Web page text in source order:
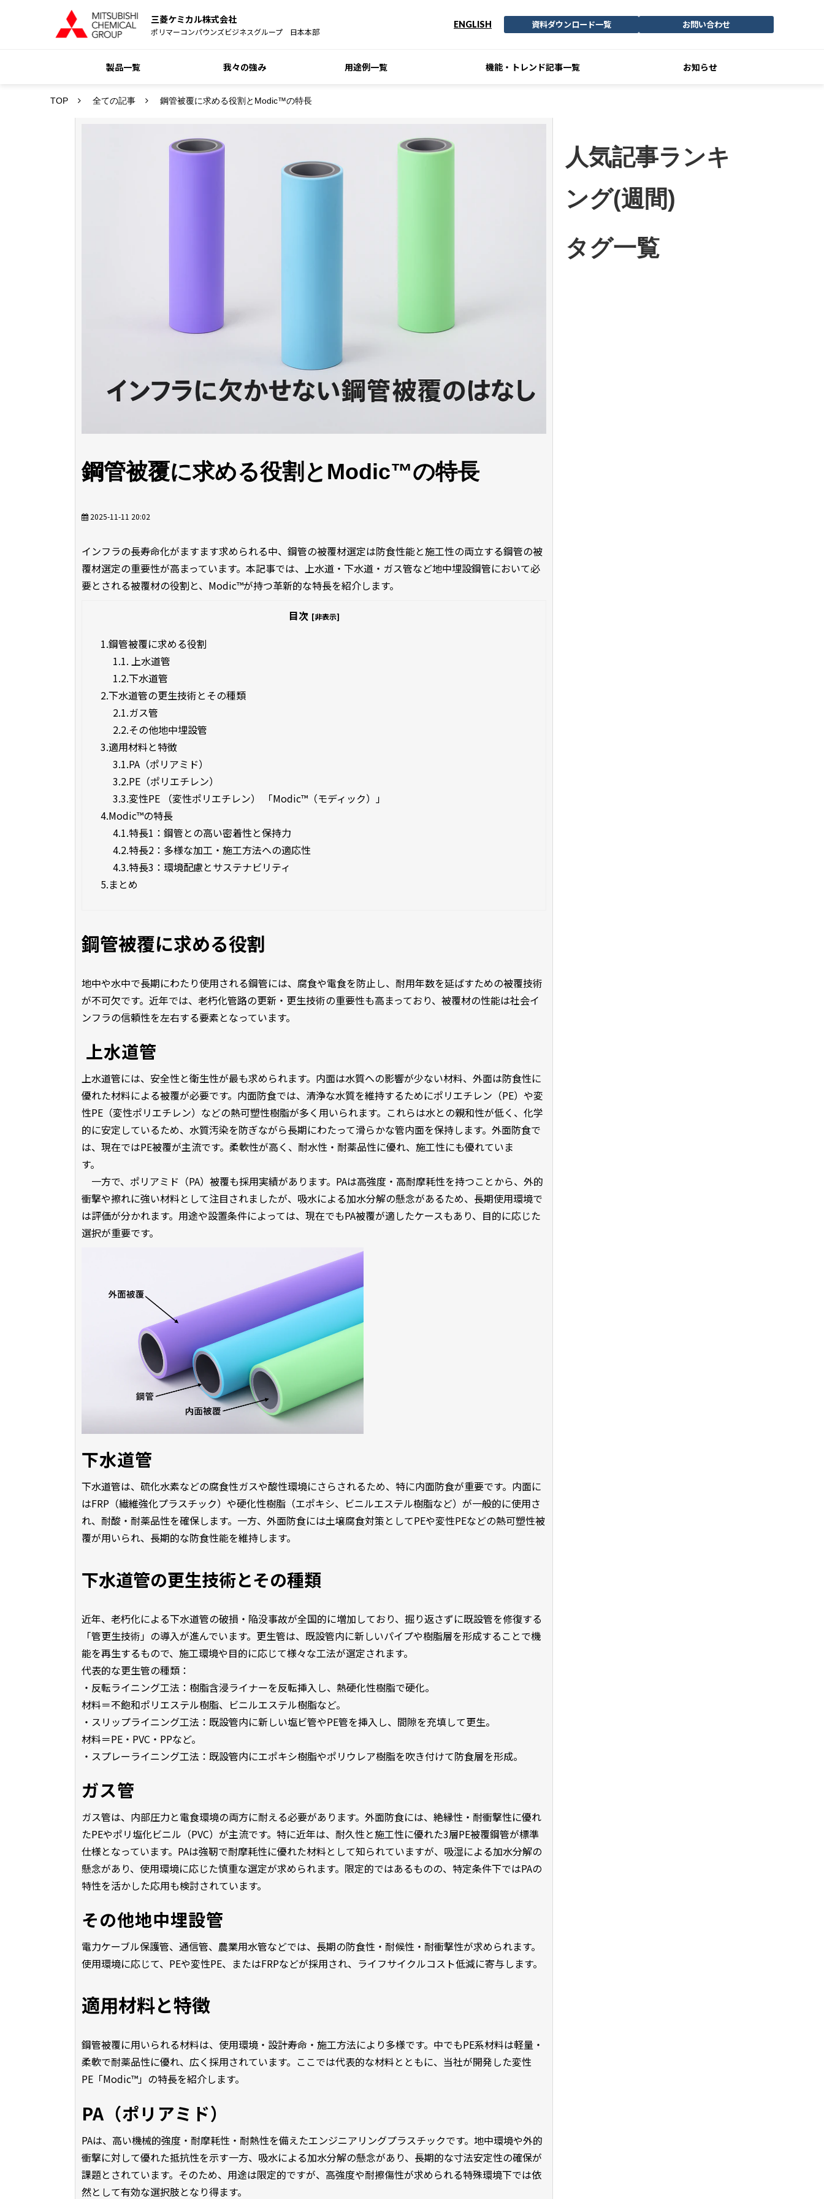
三菱ケミカル株式会社
ポリマーコンパウンズビジネスグループ 日本本部
ENGLISH 資料ダウンロード一覧 お問い合わせ
製品一覧 我々の強み 用途例一覧 機能・トレンド記事一覧 お知らせ
TOP 全ての記事 鋼管被覆に求める役割とModic™の特長
鋼管被覆に求める役割とModic™の特長
2025-11-11 20:02
インフラの長寿命化がますます求められる中、鋼管の被覆材選定は防食性能と施工性の両立する鋼管の被
覆材選定の重要性が高まっています。本記事では、上水道・下水道・ガス管など地中埋設鋼管において必
要とされる被覆材の役割と、Modic™が持つ革新的な特長を紹介します。
目次 [非表示]
1.鋼管被覆に求める役割
1.1. 上水道管
1.2.下水道管
2.下水道管の更生技術とその種類
2.1.ガス管
2.2.その他地中埋設管
3.適用材料と特徴
3.1.PA（ポリアミド）
3.2.PE（ポリエチレン）
3.3.変性PE （変性ポリエチレン） 「Modic™（モディック）」
4.Modic™の特長
4.1.特長1：鋼管との高い密着性と保持力
4.2.特長2：多様な加工・施工方法への適応性
4.3.特長3：環境配慮とサステナビリティ
5.まとめ
鋼管被覆に求める役割
地中や水中で長期にわたり使用される鋼管には、腐食や電食を防止し、耐用年数を延ばすための被覆技術
が不可欠です。近年では、老朽化管路の更新・更生技術の重要性も高まっており、被覆材の性能は社会イ
ンフラの信頼性を左右する要素となっています。
上水道管
上水道管には、安全性と衛生性が最も求められます。内面は水質への影響が少ない材料、外面は防食性に
優れた材料による被覆が必要です。内面防食では、清浄な水質を維持するためにポリエチレン（PE）や変
性PE（変性ポリエチレン）などの熱可塑性樹脂が多く用いられます。これらは水との親和性が低く、化学
的に安定しているため、水質汚染を防ぎながら長期にわたって滑らかな管内面を保持します。外面防食で
は、現在ではPE被覆が主流です。柔軟性が高く、耐水性・耐薬品性に優れ、施工性にも優れていま
す。
一方で、ポリアミド（PA）被覆も採用実績があります。PAは高強度・高耐摩耗性を持つことから、外的
衝撃や擦れに強い材料として注目されましたが、吸水による加水分解の懸念があるため、長期使用環境で
は評価が分かれます。用途や設置条件によっては、現在でもPA被覆が適したケースもあり、目的に応じた
選択が重要です。
下水道管
下水道管は、硫化水素などの腐食性ガスや酸性環境にさらされるため、特に内面防食が重要です。内面に
はFRP（繊維強化プラスチック）や硬化性樹脂（エポキシ、ビニルエステル樹脂など）が一般的に使用さ
れ、耐酸・耐薬品性を確保します。一方、外面防食には土壌腐食対策としてPEや変性PEなどの熱可塑性被
覆が用いられ、長期的な防食性能を維持します。
下水道管の更生技術とその種類
近年、老朽化による下水道管の破損・陥没事故が全国的に増加しており、掘り返さずに既設管を修復する
「管更生技術」の導入が進んでいます。更生管は、既設管内に新しいパイプや樹脂層を形成することで機
能を再生するもので、施工環境や目的に応じて様々な工法が選定されます。
代表的な更生管の種類：
・反転ライニング工法：樹脂含浸ライナーを反転挿入し、熱硬化性樹脂で硬化。
材料＝不飽和ポリエステル樹脂、ビニルエステル樹脂など。
・スリップライニング工法：既設管内に新しい塩ビ管やPE管を挿入し、間隙を充填して更生。
材料＝PE・PVC・PPなど。
・スプレーライニング工法：既設管内にエポキシ樹脂やポリウレア樹脂を吹き付けて防食層を形成。
ガス管
ガス管は、内部圧力と電食環境の両方に耐える必要があります。外面防食には、絶縁性・耐衝撃性に優れ
たPEやポリ塩化ビニル（PVC）が主流です。特に近年は、耐久性と施工性に優れた3層PE被覆鋼管が標準
仕様となっています。PAは強靭で耐摩耗性に優れた材料として知られていますが、吸湿による加水分解の
懸念があり、使用環境に応じた慎重な選定が求められます。限定的ではあるものの、特定条件下ではPAの
特性を活かした応用も検討されています。
その他地中埋設管
電力ケーブル保護管、通信管、農業用水管などでは、長期の防食性・耐候性・耐衝撃性が求められます。
使用環境に応じて、PEや変性PE、またはFRPなどが採用され、ライフサイクルコスト低減に寄与します。
適用材料と特徴
鋼管被覆に用いられる材料は、使用環境・設計寿命・施工方法により多様です。中でもPE系材料は軽量・
柔軟で耐薬品性に優れ、広く採用されています。ここでは代表的な材料とともに、当社が開発した変性
PE「Modic™」の特長を紹介します。
PA（ポリアミド）
PAは、高い機械的強度・耐摩耗性・耐熱性を備えたエンジニアリングプラスチックです。地中環境や外的
衝撃に対して優れた抵抗性を示す一方、吸水による加水分解の懸念があり、長期的な寸法安定性の確保が
課題とされています。そのため、用途は限定的ですが、高強度や耐擦傷性が求められる特殊環境下では依
然として有効な選択肢となり得ます。
人気記事ランキ
ング(週間)
タグ一覧